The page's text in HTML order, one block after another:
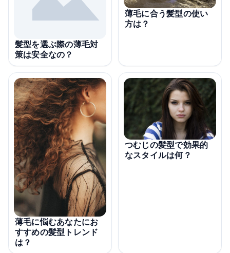
髪型を選ぶ際の薄毛対
策は安全なの？
薄毛に合う髪型の使い
方は？
薄毛に悩むあなたにお
すすめの髪型トレンド
は？
つむじの髪型で効果的
なスタイルは何？